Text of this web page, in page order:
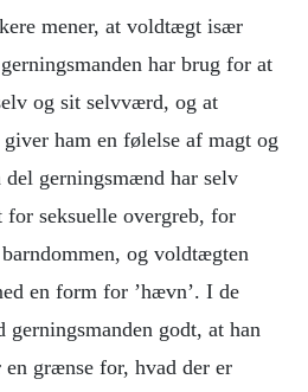
mener, at voldtægt især
har brug for at
og sit selvværd, og at
ham en følelse af magt og
gerningsmænd har selv
for seksuelle overgreb, for
og voldtægten
en form for ’hævn’. I de
godt, at han
en grænse for, hvad der er